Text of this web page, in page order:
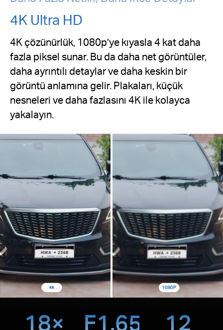
4K Ultra HD
4K çözünürlük, 1080p’ye kıyasla 4 kat daha
fazla piksel sunar. Bu da daha net görüntüler,
daha ayrıntılı detaylar ve daha keskin bir
görüntü anlamına gelir. Plakaları, küçük
nesneleri ve daha fazlasını 4K ile kolayca
yakalayın.
18× F1.65 12